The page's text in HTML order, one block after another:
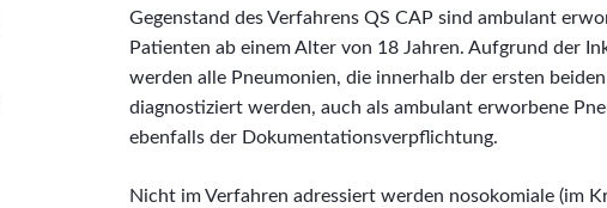
Gegenstand des Verfahrens QS CAP sind ambulant
Patienten ab einem Alter von 18 Jahren. Aufgrund der
werden alle Pneumonien, die innerhalb der ersten
diagnostiziert werden, auch als ambulant erworbene
ebenfalls der Dokumentationsverpflichtung.
Nicht im Verfahren adressiert werden nosokomiale (im